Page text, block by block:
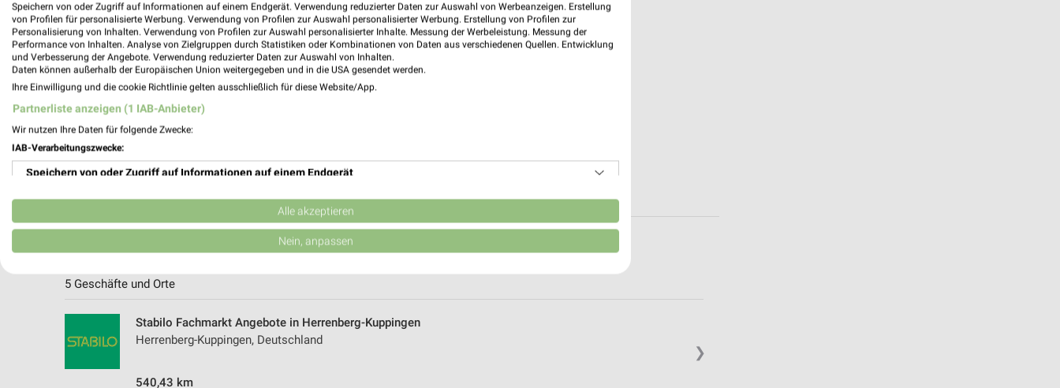
Weitere Stabilo Fachmarkt Geschäfte mit Angeboten in und um Empfingen
5 Geschäfte und Orte
❯
Stabilo Fachmarkt Angebote in Herrenberg-Kuppingen
Herrenberg-Kuppingen, Deutschland
540,43 km
Speichern von oder Zugriff auf Informationen auf einem Endgerät. Verwendung reduzierter Daten zur Auswahl von Werbeanzeigen. Erstellung
von Profilen für personalisierte Werbung. Verwendung von Profilen zur Auswahl personalisierter Werbung. Erstellung von Profilen zur
Personalisierung von Inhalten. Verwendung von Profilen zur Auswahl personalisierter Inhalte. Messung der Werbeleistung. Messung der
Performance von Inhalten. Analyse von Zielgruppen durch Statistiken oder Kombinationen von Daten aus verschiedenen Quellen. Entwicklung
und Verbesserung der Angebote. Verwendung reduzierter Daten zur Auswahl von Inhalten.
Daten können außerhalb der Europäischen Union weitergegeben und in die USA gesendet werden.
Ihre Einwilligung und die cookie Richtlinie gelten ausschließlich für diese Website/App.
Partnerliste anzeigen (1 IAB-Anbieter)
Wir nutzen Ihre Daten für folgende Zwecke:
IAB-Verarbeitungszwecke:
Speichern von oder Zugriff auf Informationen auf einem Endgerät
Verwendung reduzierter Daten zur Auswahl von Werbeanzeigen
Erstellung von Profilen für personalisierte Werbung
Verwendung von Profilen zur Auswahl personalisierter Inhalte
Messung der Werbeleistung
Alle akzeptieren
Nein, anpassen